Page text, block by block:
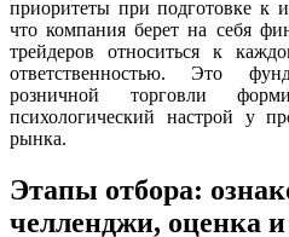
приоритеты при подготовке к
что компания берет на себя
трейдеров относиться к
ответственностью. Это
розничной торговли
психологический настрой у
рынка.
Этапы отбора:
челленджи, оценка